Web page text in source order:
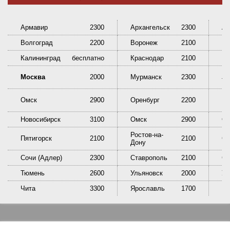
Армавир 2300 Архангельск 2300
Волгоград
2200 Воронеж 2100
Калининград
бесплатно Краснодар 2100
Москва 2000 Мурманск 2300
Омск 2900 Оренбург 2200
Новосибирск 3100 Омск 2900
Пятигорск 2100
Ростов-на-
Дону
2100
Сочи (Адлер) 2300 Ставрополь 2100
Тюмень
2600 Ульяновск 2000
Чита
3300 Ярославль 1700